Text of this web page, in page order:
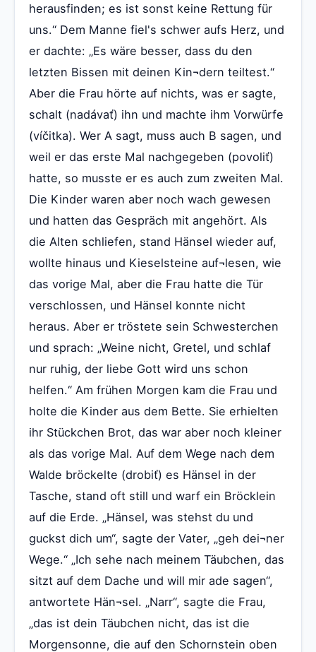
herausfinden; es ist sonst keine Rettung für
uns.“ Dem Manne fiel's schwer aufs Herz, und
er dachte: „Es wäre besser, dass du den
letzten Bissen mit deinen Kin¬dern teiltest.“
Aber die Frau hörte auf nichts, was er sagte,
schalt (nadávať) ihn und machte ihm Vorwürfe
(víčitka). Wer A sagt, muss auch B sagen, und
weil er das erste Mal nachgegeben (povoliť)
hatte, so musste er es auch zum zweiten Mal.
Die Kinder waren aber noch wach gewesen
und hatten das Gespräch mit angehört. Als
die Alten schliefen, stand Hänsel wieder auf,
wollte hinaus und Kieselsteine auf¬lesen, wie
das vorige Mal, aber die Frau hatte die Tür
verschlossen, und Hänsel konnte nicht
heraus. Aber er tröstete sein Schwesterchen
und sprach: „Weine nicht, Gretel, und schlaf
nur ruhig, der liebe Gott wird uns schon
helfen.“ Am frühen Morgen kam die Frau und
holte die Kinder aus dem Bette. Sie erhielten
ihr Stückchen Brot, das war aber noch kleiner
als das vorige Mal. Auf dem Wege nach dem
Walde bröckelte (drobiť) es Hänsel in der
Tasche, stand oft still und warf ein Bröcklein
auf die Erde. „Hänsel, was stehst du und
guckst dich um“, sagte der Vater, „geh dei¬ner
Wege.“ „Ich sehe nach meinem Täubchen, das
sitzt auf dem Dache und will mir ade sagen“,
antwortete Hän¬sel. „Narr“, sagte die Frau,
„das ist dein Täubchen nicht, das ist die
Morgensonne, die auf den Schornstein oben